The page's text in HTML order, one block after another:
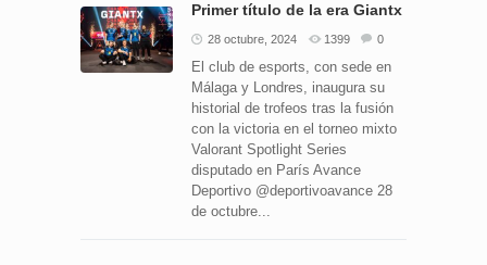
Primer título de la era Giantx
28 octubre, 2024 1399 0
El club de esports, con sede en
Málaga y Londres, inaugura su
historial de trofeos tras la fusión
con la victoria en el torneo mixto
Valorant Spotlight Series
disputado en París Avance
Deportivo @deportivoavance 28
de octubre...